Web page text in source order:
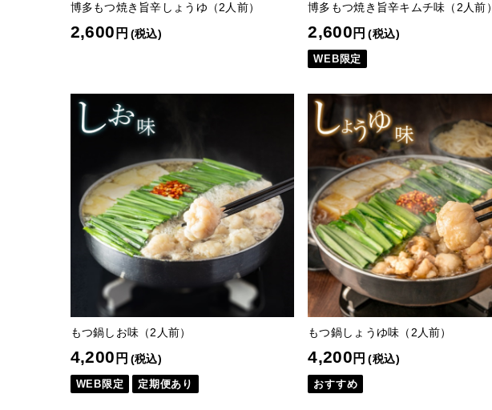
博多もつ焼き旨辛しょうゆ（2人前）
2,600 円 (税込)
博多もつ焼き旨辛キムチ味（2人前）
2,600 円 (税込)
WEB限定
もつ鍋しお味（2人前）
4,200 円 (税込)
WEB限定 定期便あり
もつ鍋しょうゆ味（2人前）
4,200 円 (税込)
おすすめ